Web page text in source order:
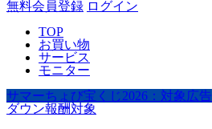
無料会員登録 ログイン
TOP
お買い物
サービス
モニター
サマーちょび宝くじ2026：対象広告
ダウン報酬対象